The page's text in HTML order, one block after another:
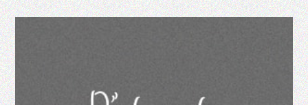
n
t